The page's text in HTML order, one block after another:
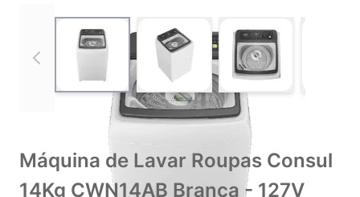
View larger imageView larger imageView larger
Máquina de Lavar Roupas Consul
14Kg CWN14AB Branca - 127V